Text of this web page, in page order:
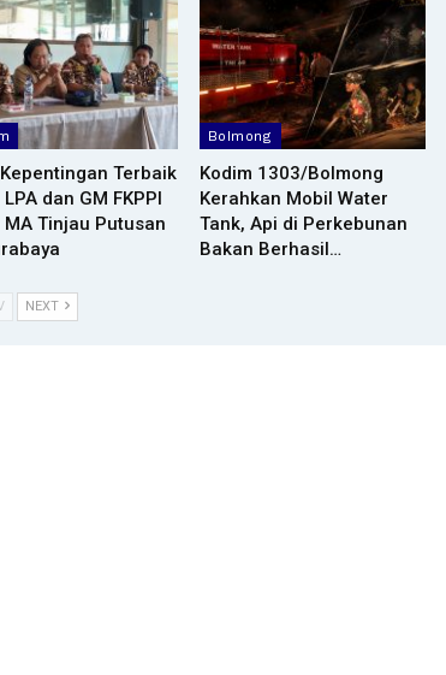
Terbaik
dan GM FKPPI
MA Tinjau Putusan
Bolmong
Kodim 1303/Bolmong
Kerahkan Mobil Water
Tank, Api di Perkebunan
Bakan Berhasil…
NEXT